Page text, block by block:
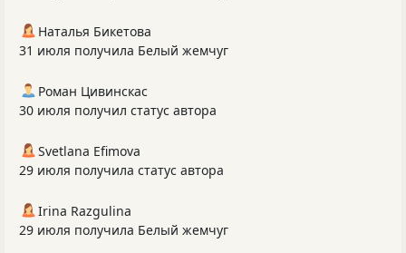
Наталья Бикетова
31 июля получила Белый жемчуг
Роман Цивинскас
30 июля получил статус автора
Svetlana Efimova
29 июля получила статус автора
Irina Razgulina
29 июля получила Белый жемчуг